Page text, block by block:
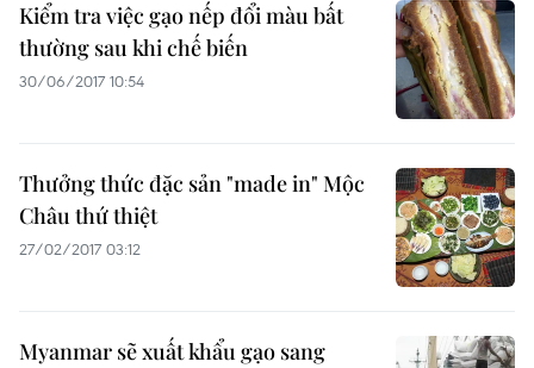
Kiểm tra việc gạo nếp đổi màu bất
thường sau khi chế biến
30/06/2017 10:54
Thưởng thức đặc sản "made in" Mộc
Châu thứ thiệt
27/02/2017 03:12
Myanmar sẽ xuất khẩu gạo sang